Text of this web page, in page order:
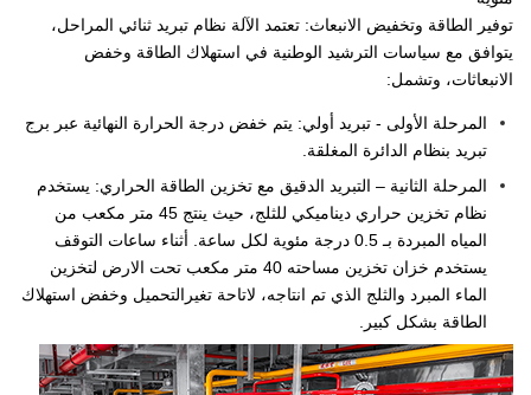
توفير الطاقة وتخفيض الانبعاث: تعتمد الآلة نظام تبريد ثنائي المراحل،
يتوافق مع سياسات الترشيد الوطنية في استهلاك الطاقة وخفض
الانبعاثات، وتشمل:
المرحلة الأولى - تبريد أولي: يتم خفض درجة الحرارة النهائية عبر برج
تبريد بنظام الدائرة المغلقة.
المرحلة الثانية – التبريد الدقيق مع تخزين الطاقة الحراري: يستخدم
نظام تخزين حراري ديناميكي للثلج، حيث ينتج 45 متر مكعب من
المياه المبردة بـ 0.5 درجة مئوية لكل ساعة. أثناء ساعات التوقف
يستخدم خزان تخزين مساحته 40 متر مكعب تحت الارض لتخزين
الماء المبرد والثلج الذي تم انتاجه، لاتاحة تغيرالتحميل وخفض استهلاك
الطاقة بشكل كبير.